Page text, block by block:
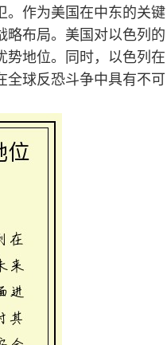
。作为美国在中东的关键
略布局。美国对以色列的
势地位。同时，以色列在
全球反恐斗争中具有不可